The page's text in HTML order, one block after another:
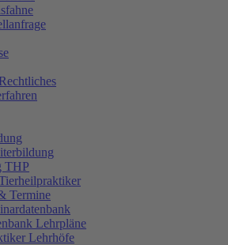
THP
Termine
Lehrpläne
Lehrhöfe